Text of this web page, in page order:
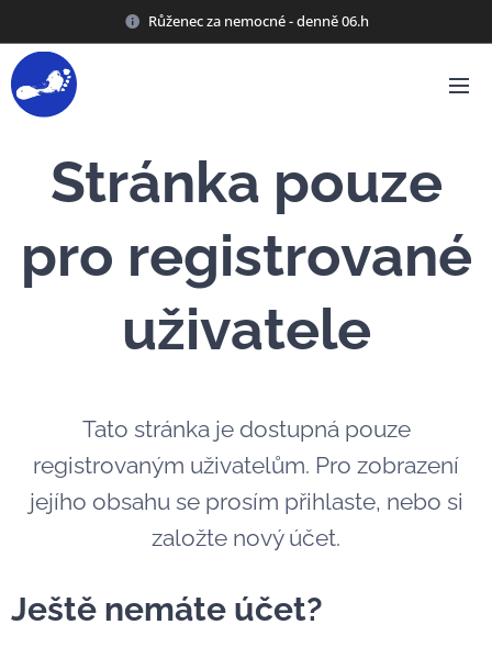
Růženec za nemocné - denně 06.h
Stránka pouze
pro registrované
uživatele
Tato stránka je dostupná pouze
registrovaným uživatelům. Pro zobrazení
jejího obsahu se prosím přihlaste, nebo si
založte nový účet.
Ještě nemáte účet?